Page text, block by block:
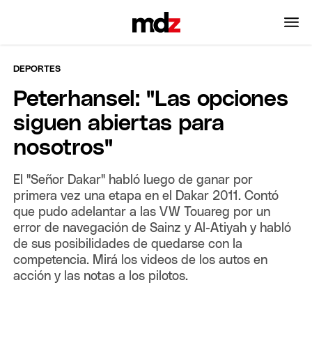
DEPORTES
Peterhansel: "Las opciones
siguen abiertas para
nosotros"
El "Señor Dakar" habló luego de ganar por
primera vez una etapa en el Dakar 2011. Contó
que pudo adelantar a las VW Touareg por un
error de navegación de Sainz y Al-Atiyah y habló
de sus posibilidades de quedarse con la
competencia. Mirá los videos de los autos en
acción y las notas a los pilotos.